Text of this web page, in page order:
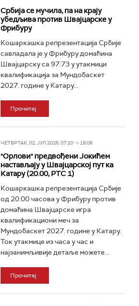
Србија се мучила, па на крају
убедљива против Швајцарске у
Фрибуру
Кошаркашка репрезентација Србије
савладала је у Фрибуру домаћина
Швајцарску са 97:73 у утакмици
квалификација за Мундобаскет
2027. године у Катару...
Прочитај
ЧЕТВРТАК, 02. ЈУЛ 2026, 07:10 -> 18:08
"Орлови" предвођени Јокићем
настављају у Швајцарској пут ка
Катару (20.00, РТС 1)
Кошаркашка репрезентација Србије
од 20.00 часова у Фрибуру против
домаћина Швајцарске игра
квалификациони меч за
Мундобаскет 2027. године у Катару.
Ток утакмице из часа у час и
најзанимљивије детаље можете...
Прочитај